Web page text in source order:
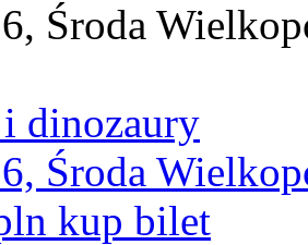
Środa
dinozaury
Środa
kup bilet